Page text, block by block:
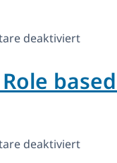
deaktiviertfür
deaktiviertfür